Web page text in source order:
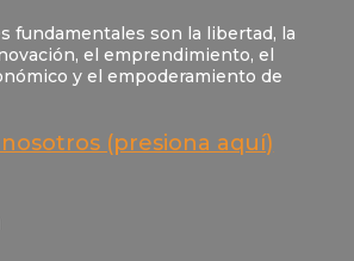
fundamentales son la libertad, la
el emprendimiento, el
y el empoderamiento de
(presiona aquí)